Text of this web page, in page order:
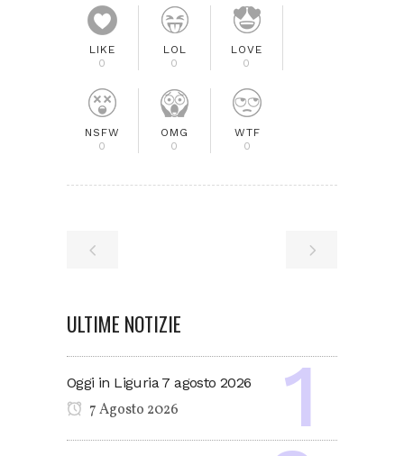
LIKE
0
LOL
0
LOVE
0
NSFW
0
OMG
0
WTF
0
ULTIME NOTIZIE
Oggi in Liguria 7 agosto 2026
7 Agosto 2026